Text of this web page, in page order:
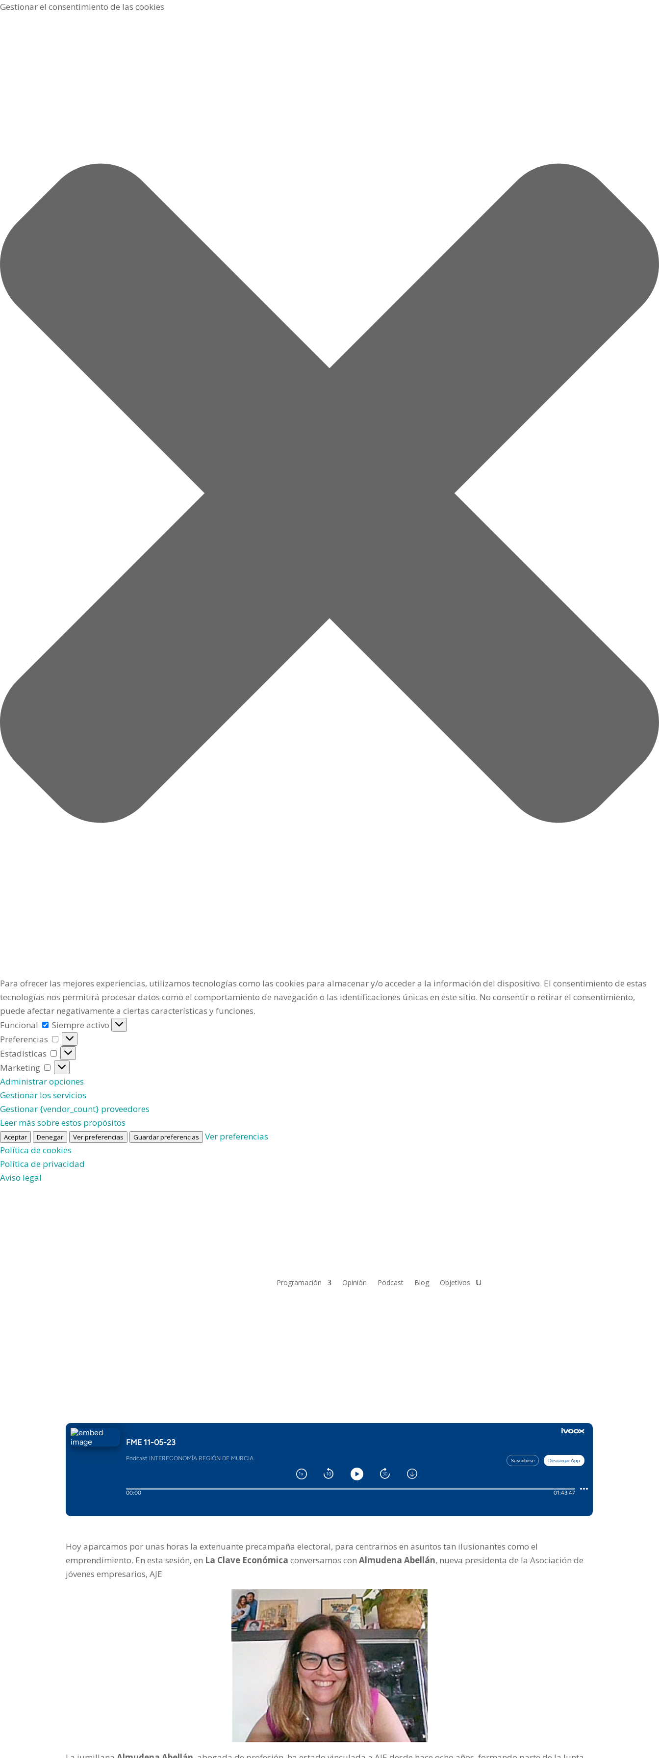
Gestionar el consentimiento de las cookies
Para ofrecer las mejores experiencias, utilizamos tecnologías como las cookies para almacenar y/o acceder a la información del dispositivo. El consentimiento de estas
tecnologías nos permitirá procesar datos como el comportamiento de navegación o las identificaciones únicas en este sitio. No consentir o retirar el consentimiento,
puede afectar negativamente a ciertas características y funciones.
Funcional
Funcional
Siempre activo
Preferencias
Preferencias
Estadísticas
Estadísticas
Marketing
Marketing
Administrar opciones
Gestionar los servicios
Gestionar {vendor_count} proveedores
Leer más sobre estos propósitos
Aceptar Denegar Ver preferencias Guardar preferencias
Ver preferencias
Política de cookies
Política de privacidad
Aviso legal
Programación Opinión Podcast Blog Objetivos
Hoy aparcamos por unas horas la extenuante precampaña electoral, para centrarnos en asuntos tan ilusionantes como el
emprendimiento. En esta sesión, en La Clave Económica conversamos conAlmudena Abellán, nueva presidenta de la Asociación de
jóvenes empresarios, AJE